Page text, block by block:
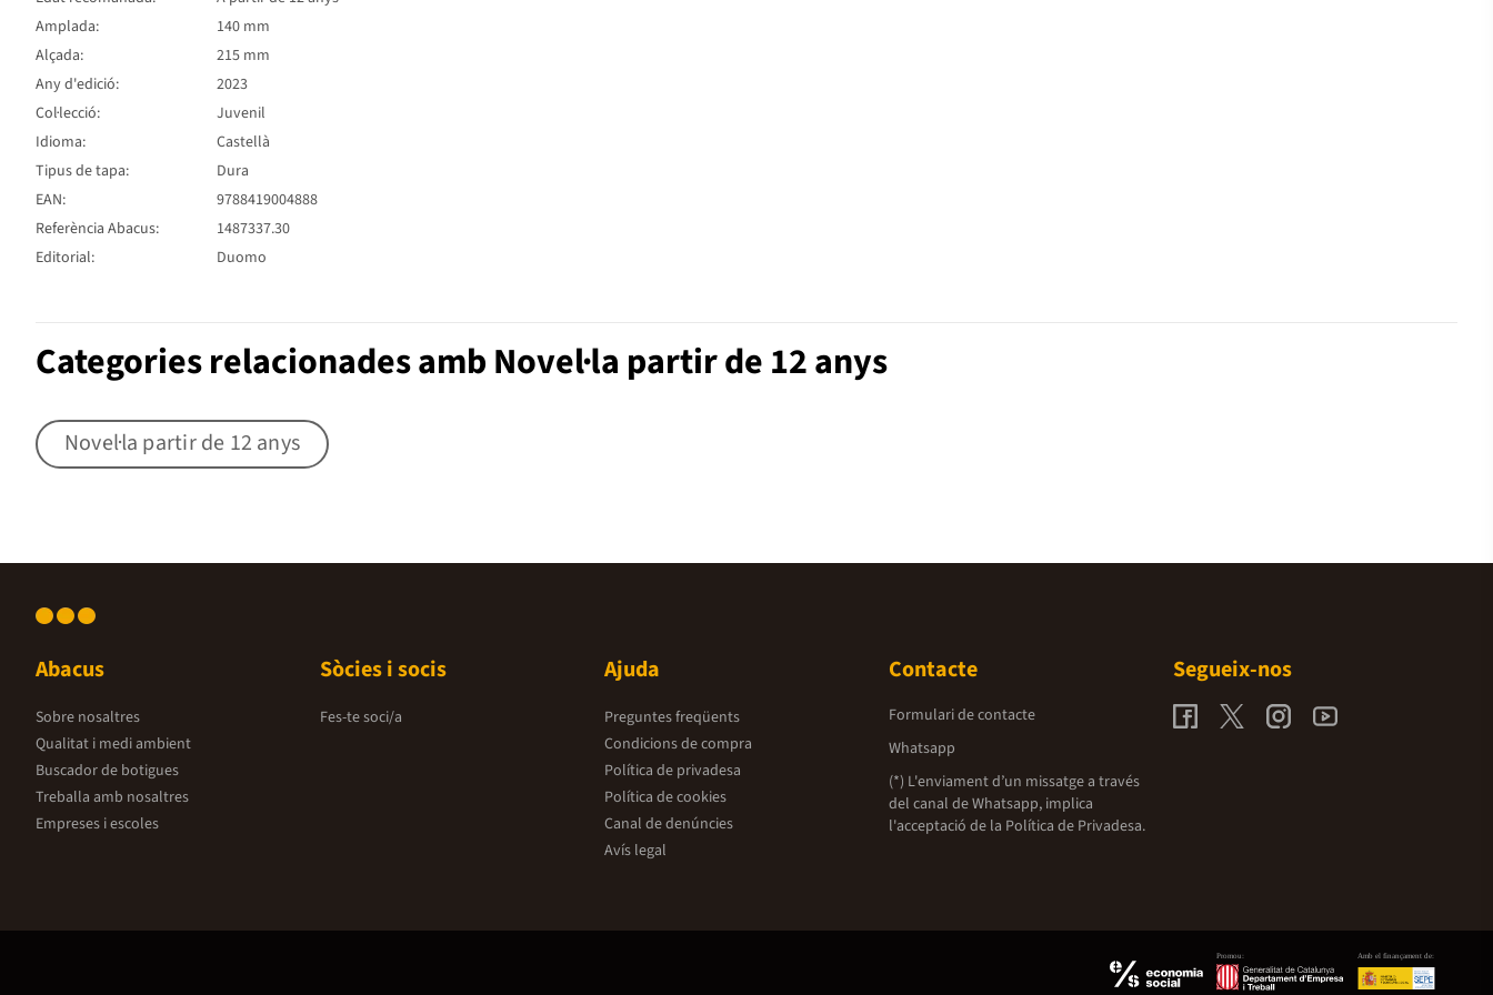
Amplada:
140 mm
Alçada:
215 mm
Any d'edició:
2023
Col·lecció:
Juvenil
Idioma:
Castellà
Tipus de tapa:
Dura
EAN:
9788419004888
Referència Abacus:
1487337.30
Editorial:
Duomo
Categories relacionades amb Novel·la partir de 12 anys
Novel·la partir de 12 anys
Abacus
Sobre nosaltres
Qualitat i medi ambient
Buscador de botigues
Treballa amb nosaltres
Empreses i escoles
Sòcies i socis
Fes-te soci/a
Ajuda
Preguntes freqüents
Condicions de compra
Política de privadesa
Política de cookies
Canal de denúncies
Avís legal
Contacte
Formulari de contacte
Whatsapp
(*) L'enviament d’un missatge a través
del canal de Whatsapp, implica
l'acceptació de la Política de Privadesa.
Segueix-nos
Promou: Amb el finançament de: